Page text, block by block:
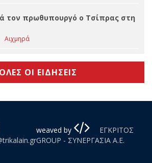
η Ορχήστρα των Τρικάλων
μαγεία στο festival Pyli
Τοπικά - Θεσσαλικά
τον πρωθυπουργό ο Τσίπρας στη
Αιχμηρά